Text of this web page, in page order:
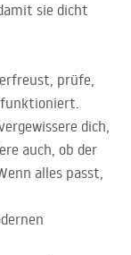
sie dicht
prüfe,
funktioniert.
dich,
auch, ob der
alles passt,